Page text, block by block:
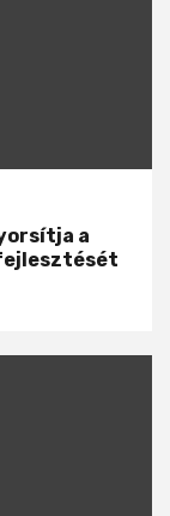
a